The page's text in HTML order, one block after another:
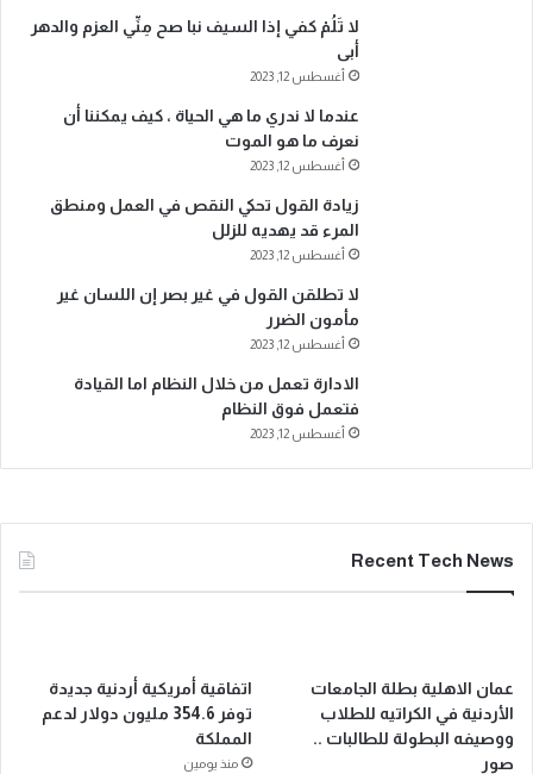
لا تَلُمْ كفي إذا السيف نبا صح مِنِّي العزم والدهر
أبى
أغسطس 12, 2023
عندما لا ندري ما هي الحياة ، كيف يمكننا أن
نعرف ما هو الموت
أغسطس 12, 2023
زيادة القول تحكي النقص في العمل ومنطق
المرء قد يهديه للزلل
أغسطس 12, 2023
لا تطلقن القول في غير بصر إن اللسان غير
مأمون الضرر
أغسطس 12, 2023
الادارة تعمل من خلال النظام اما القيادة
فتعمل فوق النظام
أغسطس 12, 2023
Recent Tech News
عمان الاهلية بطلة الجامعات
الأردنية في الكراتيه للطلاب
ووصيفه البطولة للطالبات ..
صور
اتفاقية أمريكية أردنية جديدة
توفر 354.6 مليون دولار لدعم
المملكة
منذ يومين